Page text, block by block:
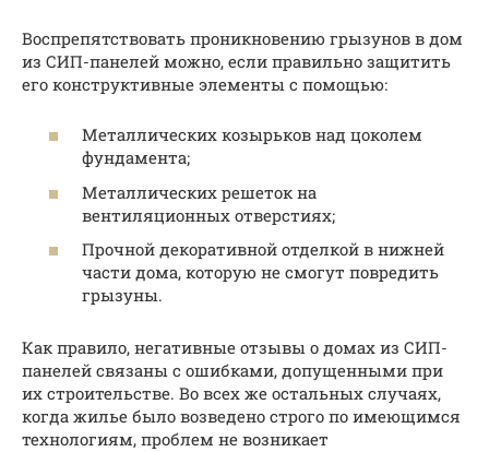
Воспрепятствовать проникновению грызунов в дом
из СИП-панелей можно, если правильно защитить
его конструктивные элементы с помощью:
Металлических козырьков над цоколем
фундамента;
Металлических решеток на
вентиляционных отверстиях;
Прочной декоративной отделкой в нижней
части дома, которую не смогут повредить
грызуны.
Как правило, негативные отзывы о домах из СИП-
панелей связаны с ошибками, допущенными при
их строительстве. Во всех же остальных случаях,
когда жилье было возведено строго по имеющимся
технологиям, проблем не возникает